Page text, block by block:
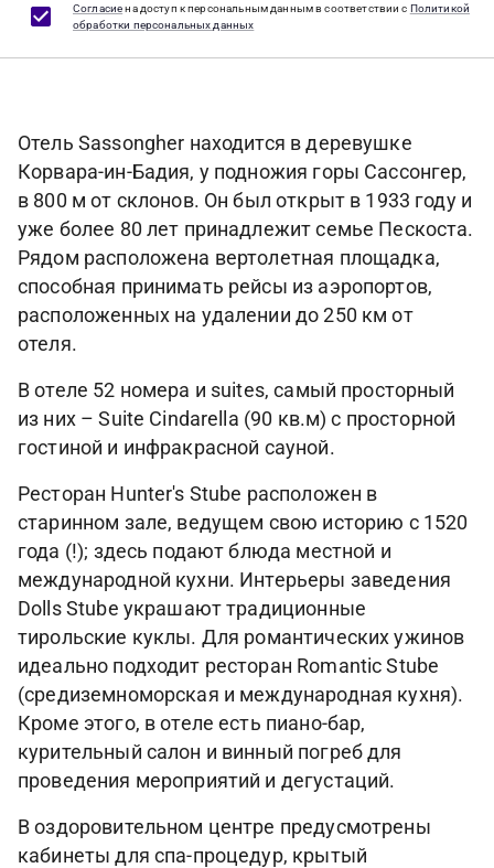
Согласиена доступ к персональным данным в соответствии с Политикой
обработки персональных данных
Отель Sassongher находится в деревушке
Корвара-ин-Бадия, у подножия горы Сассонгер,
в 800 м от склонов. Он был открыт в 1933 году и
уже более 80 лет принадлежит семье Пескоста.
Рядом расположена вертолетная площадка,
способная принимать рейсы из аэропортов,
расположенных на удалении до 250 км от
отеля.
В отеле 52 номера и suites, самый просторный
из них – Suite Cindarella (90 кв.м) с просторной
гостиной и инфракрасной сауной.
Ресторан Hunter's Stube расположен в
старинном зале, ведущем свою историю с 1520
года (!); здесь подают блюда местной и
международной кухни. Интерьеры заведения
Dolls Stube украшают традиционные
тирольские куклы. Для романтических ужинов
идеально подходит ресторан Romantic Stube
(средиземноморская и международная кухня).
Кроме этого, в отеле есть пиано-бар,
курительный салон и винный погреб для
проведения мероприятий и дегустаций.
В оздоровительном центре предусмотрены
кабинеты для спа-процедур, крытый